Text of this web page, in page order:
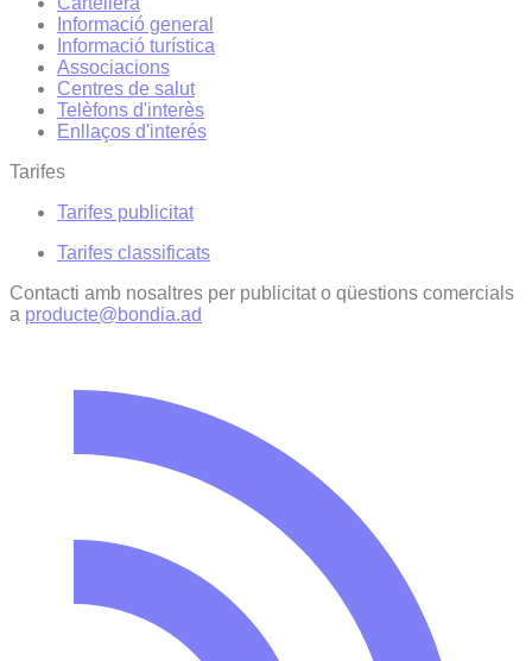
Informació general
Informació turística
Associacions
Centres de salut
Telèfons d'interès
Enllaços d'interés
Tarifes
Tarifes publicitat
Tarifes classificats
Contacti amb nosaltres per publicitat o qüestions comercials
a producte@bondia.ad